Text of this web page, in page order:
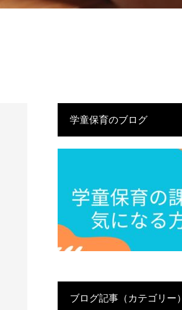
学童保育のブログ
ブログ記事（カテゴリー）